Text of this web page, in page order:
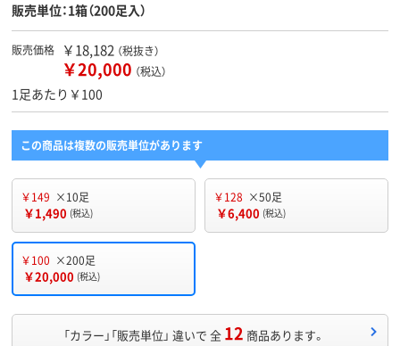
販売単位：1箱（200足入）
販売価格 ￥18,182 （税抜き）
￥20,000 （税込）
1足あたり￥100
この商品は複数の販売単位があります
￥149 ×10足
￥1,490 (税込)
￥128 ×50足
￥6,400 (税込)
￥100 ×200足
￥20,000 (税込)
「カラー」「販売単位」 違いで 全 12 商品あります。